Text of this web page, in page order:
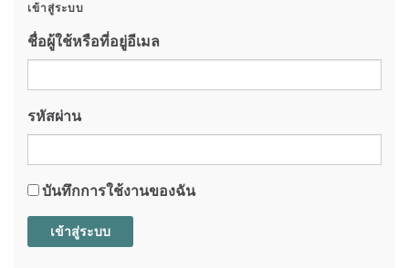
เข้าสู่ระบบ
ชื่อผู้ใช้หรือที่อยู่อีเมล
รหัสผ่าน
บันทึกการใช้งานของฉัน
เข้าสู่ระบบ